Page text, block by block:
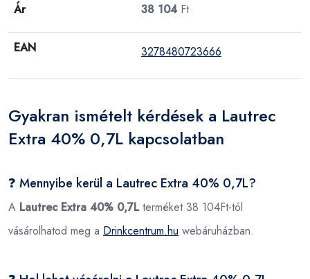
Ár 38 104Ft
EAN 3278480723666
Gyakran ismételt kérdések a Lautrec
Extra 40% 0,7L kapcsolatban
❓ Mennyibe kerül a Lautrec Extra 40% 0,7L?
A Lautrec Extra 40% 0,7Lterméket 38 104Ft-tól
vásárolhatod meg a Drinkcentrum.hu webáruházban.